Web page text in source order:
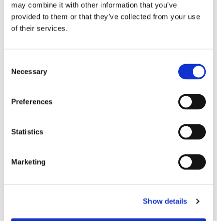
may combine it with other information that you’ve
provided to them or that they’ve collected from your use
of their services.
Selection
Necessary
Preferences
Statistics
Marketing
Show details
Eckerö tyngs av höga
bränslekostnader men